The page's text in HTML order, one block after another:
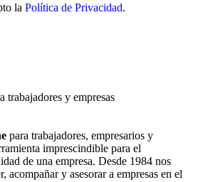
trabajadores y empresas
para trabajadores, empresarios y
imprescindible para el
de una empresa. Desde 1984 nos
acompañar y asesorar a empresas en el
la Política de Privacidad.